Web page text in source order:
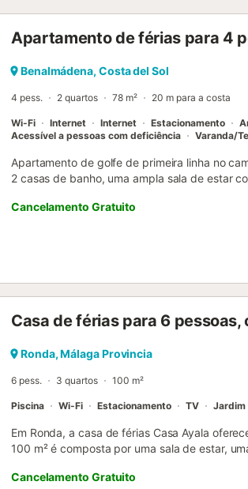
Apartamento de férias para 4
Benalmádena, Costa del Sol
4 pess. 2 quartos 78 m² 20 m para a costa
Wi-Fi Internet Internet Estacionamento
Acessível a pessoas com deficiência
Varanda/
Apartamento de golfe de primeira linha no
2 casas de banho, uma ampla sala de estar
minutos das famosas Marbella e Fuengirola,
Málaga.Em Mijas Costa, no coração da
e privilegiada, rodeado por instalações
campos profissionais e a emblemática Cala
Mediterrâneo e o campo de golfe, o
Cancelamento Gratuito
Casa de férias para 6 pessoas,
Ronda, Málaga Provincia
6 pess. 3 quartos 100 m²
Piscina Wi-Fi Estacionamento TV Jardim
Em Ronda, a casa de férias Casa Ayala
100 m² é composta por uma sala de estar,
para escritório em casa, uma televisão, uma
Cancelamento Gratuito